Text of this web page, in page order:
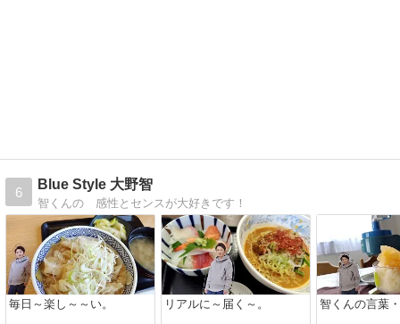
6
Blue Style 大野智
智くんの 感性とセンスが大好きです！
毎日～楽し～～い。 リアルに～届く～。 智くんの言葉